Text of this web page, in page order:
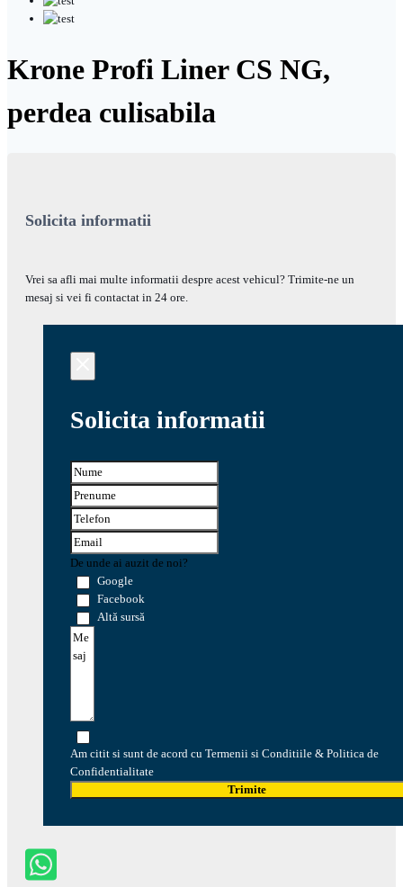
Krone Profi Liner CS NG,
perdea culisabila
Solicita informatii
Vrei sa afli mai multe informatii despre acest vehicul? Trimite-ne un
mesaj si vei fi contactat in 24 ore.
Solicita informatii
De unde ai auzit de noi?
Google
Facebook
Altă sursă
Am citit si sunt de acord cu Termenii si Conditiile & Politica de
Confidentialitate
Trimite